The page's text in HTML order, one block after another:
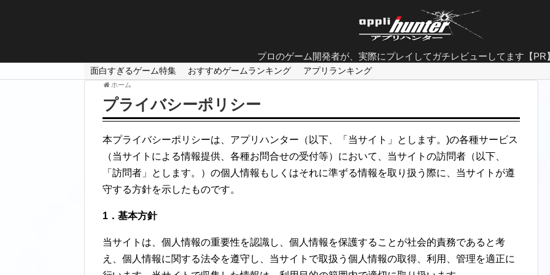
プロのゲーム開発者が、実際にプレイしてガチレビューしてます【PR
面白すぎるゲーム特集 おすすめゲームランキング アプリランキング
ホーム
プライバシーポリシー
本プライバシーポリシーは、アプリハンター（以下、「当サイト」とします。)の各種サービス
（当サイトによる情報提供、各種お問合せの受付等）において、当サイトの訪問者（以下、
「訪問者」とします。）の個人情報もしくはそれに準ずる情報を取り扱う際に、当サイトが遵
守する方針を示したものです。
1．基本方針
当サイトは、個人情報の重要性を認識し、個人情報を保護することが社会的責務であると考
え、個人情報に関する法令を遵守し、当サイトで取扱う個人情報の取得、利用、管理を適正に
面白すぎるゲーム特集
やり込み要素抜群のゲーム
人気ソシャゲランキング
FINAL FANTASYシリーズのゲーム
基本無料なのに面白いゲーム
シングルプレイ用ゲーム